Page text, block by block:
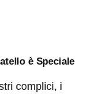
è Speciale
complici, i